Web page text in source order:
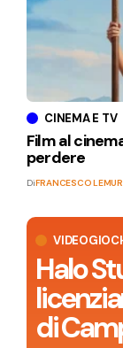
Halo
di
CINEMA E TV
Film al
perdere
DiFRANCESCO